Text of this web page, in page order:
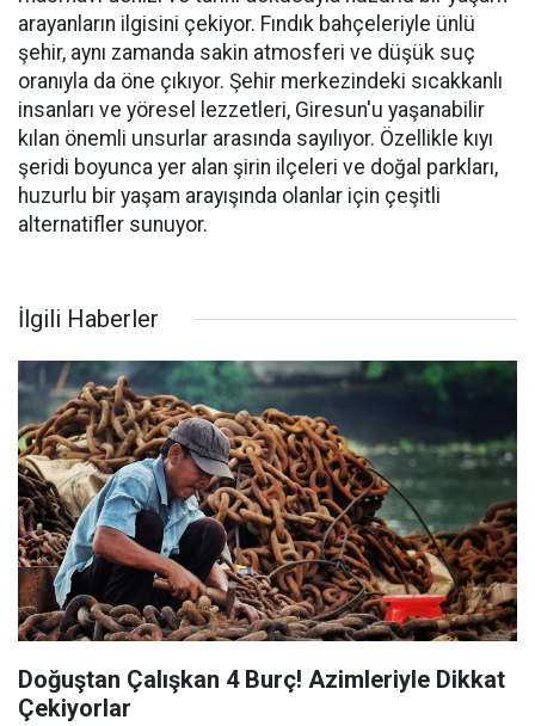
arayanların ilgisini çekiyor. Fındık bahçeleriyle ünlü
şehir, aynı zamanda sakin atmosferi ve düşük suç
oranıyla da öne çıkıyor. Şehir merkezindeki sıcakkanlı
insanları ve yöresel lezzetleri, Giresun'u yaşanabilir
kılan önemli unsurlar arasında sayılıyor. Özellikle kıyı
şeridi boyunca yer alan şirin ilçeleri ve doğal parkları,
huzurlu bir yaşam arayışında olanlar için çeşitli
alternatifler sunuyor.
İlgili Haberler
Doğuştan Çalışkan 4 Burç! Azimleriyle Dikkat
Çekiyorlar